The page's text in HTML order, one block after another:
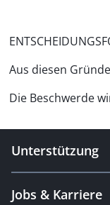
Aus diesen
Die Beschwerde
Unterstützung
Jobs & Karriere